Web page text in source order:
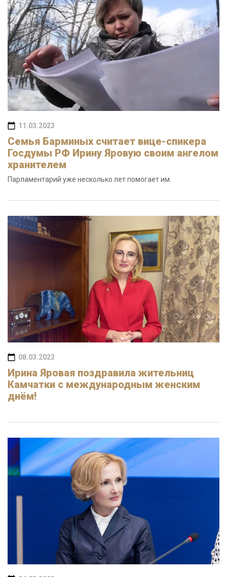
11.03.2023
Семья Барминых считает вице-спикера
Госдумы РФ Ирину Яровую своим ангелом
хранителем
Парламентарий уже несколько лет помогает им.
08.03.2023
Ирина Яровая поздравила жительниц
Камчатки с международным женским
днём!